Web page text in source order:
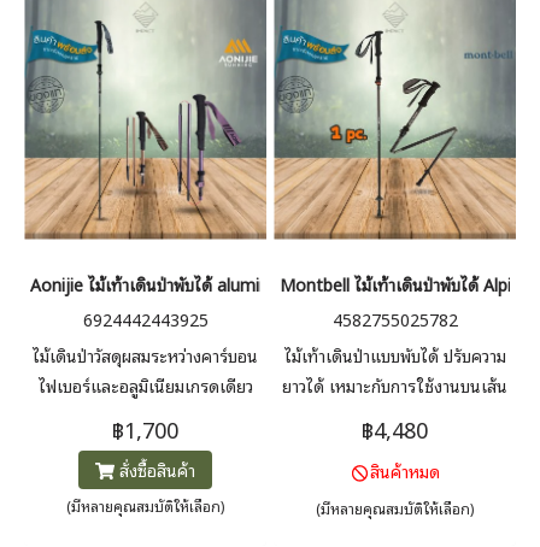
Aonijie ไม้เท้าเดินป่าพับได้ aluminum trekking Pole
6924442443925
ไม้เดินป่าวัสดุผสมระหว่างคาร์บอน
ไฟเบอร์และอลูมิเนียมเกรดเดียว
เบามากเพียง 198 กรัม ด้ามจับกัน
ลื่น EVA ปลายไม้เท้าทำจากเหล็ก
ทังสเตนที่ทนทาน และเชือกเชื่อม
฿1,700
สั่งซื้อสินค้า
(มีหลายคุณสมบัติให้เลือก)
Montbell ไม้เท้าเดินป่าพับได้
4582755025782
ไม้เท้าเดินป่าแบบพับได้ ปรับความ
ยาวได้ เหมาะกับการใช้งานบนเส้น
Grip ลดการลื่นเมื่อมือเปียก และ
ไม่ดูดซับความชื้น โครงสร้างผสม
คาร์บอนและอะลูมิเนียม ช่วยลดน้ำ
฿4,480
สินค้าหมด
(มีหลายคุณสมบัติให้เลือก)